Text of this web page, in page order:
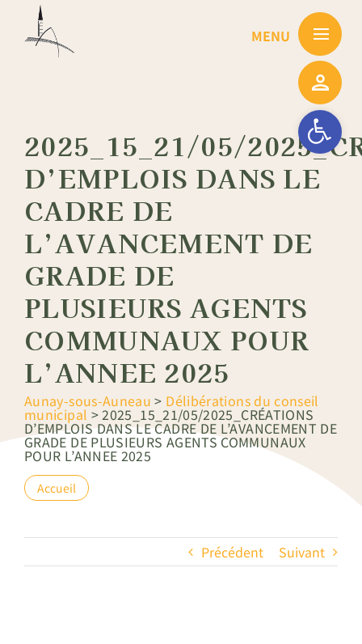
Ouvrir la
2025_15_21/05/
D’EMPLOIS DANS LE
CADRE DE
L’AVANCEMENT DE
GRADE DE
PLUSIEURS AGENTS
COMMUNAUX POUR
L’ANNEE 2025
Aunay-sous-Auneau > Délibérations du conseil
municipal >2025_15_21/05/2025_CRÉATIONS
D’EMPLOIS DANS LE CADRE DE L’AVANCEMENT DE
GRADE DE PLUSIEURS AGENTS COMMUNAUX
POUR L’ANNEE 2025
Accueil
Précédent Suivant